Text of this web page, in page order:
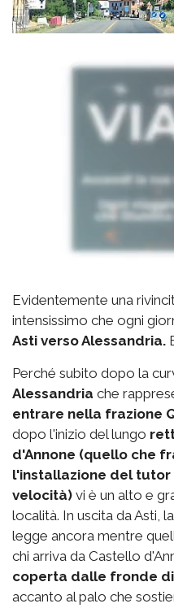
Evidentemente una
intensissimo che ogni
Asti verso Alessandria.
Perché subito dopo la
Alessandria che
entrare nella frazione
dopo l'inizio del lungo
d'Annone (quello che
l'installazione del
velocità) vi è un alto e
località. In uscita da Asti,
legge ancora mentre
chi arriva da Castello
coperta dalle fronde
accanto al palo che